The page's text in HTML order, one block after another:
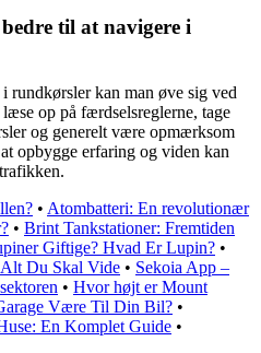
til at navigere i
rundkørsler kan man øve sig ved
op på færdselsreglerne, tage
og generelt være opmærksom
opbygge erfaring og viden kan
• Atombatteri: En revolutionær
• Brint Tankstationer: Fremtiden
Giftige? Hvad Er Lupin? •
Du Skal Vide • Sekoia App –
• Hvor højt er Mount
Være Til Din Bil? •
En Komplet Guide •